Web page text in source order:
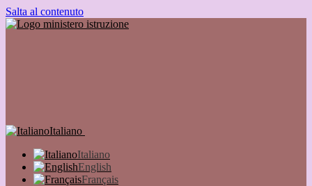
Salta al contenuto
Italiano
Italiano
English
Français